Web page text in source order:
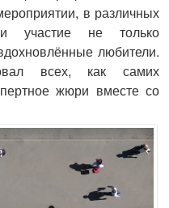
в различных
участие не только
любители.
всех, как самих
жюри вместе со